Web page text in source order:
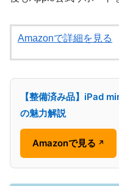
Amazonで詳細を見る
【整備済み品】iPad
の魅力解説
Amazonで見る ↗